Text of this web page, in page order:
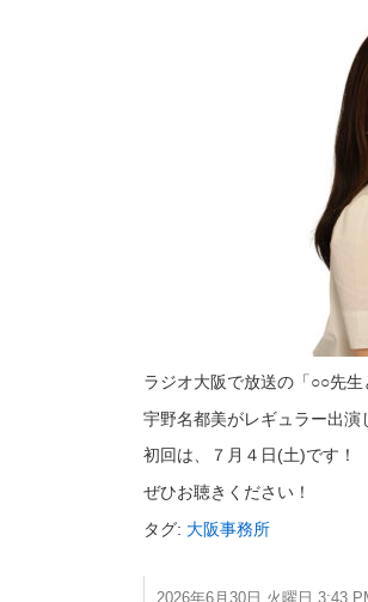
ラジオ大阪で放送の「○○先
宇野名都美がレギュラー出演
初回は、７月４日(土)です！
ぜひお聴きください！
タグ: 大阪事務所
2026年6月30日 火曜日 3:43